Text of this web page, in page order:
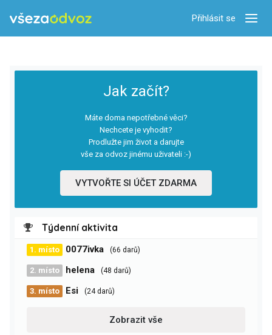
Přihlásit se
Jak začít?
Máte doma nepotřebné věci?
Nechcete je vyhodit?
Prodlužte jim život a darujte
vše za odvoz jinému uživateli :-)
VYTVOŘTE SI ÚČET ZDARMA
Týdenní aktivita
1. místo 0077ivka (66 darů)
2. místo helena (48 darů)
3. místo Esi (24 darů)
Zobrazit vše